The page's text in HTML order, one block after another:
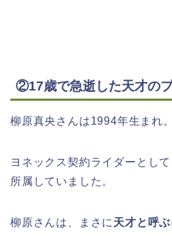
②17歳で急逝した天才の
柳原真央さんは1994年生まれ。
ヨネックス契約ライダーとし
所属していました。
柳原さんは、まさに 天才と呼